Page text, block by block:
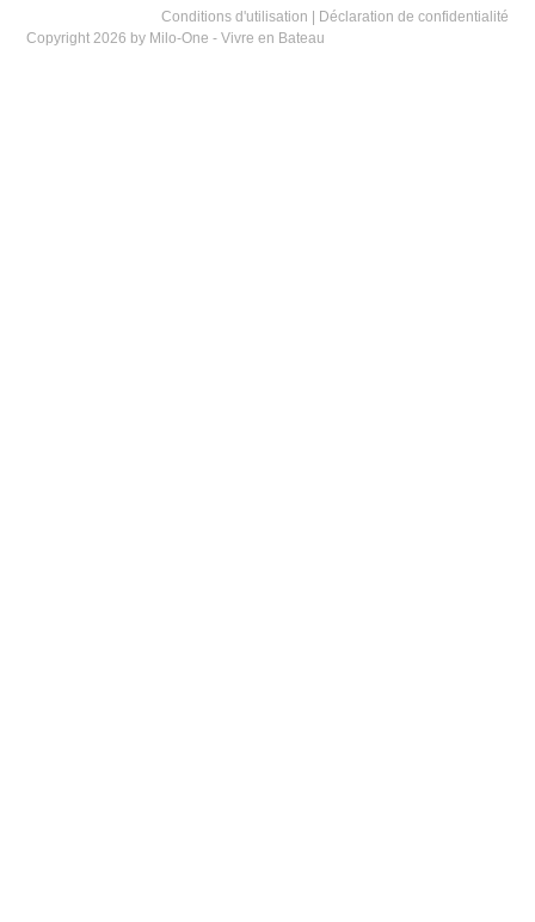
Conditions d'utilisation | Déclaration de confidentialité
Copyright 2026 by Milo-One - Vivre en Bateau